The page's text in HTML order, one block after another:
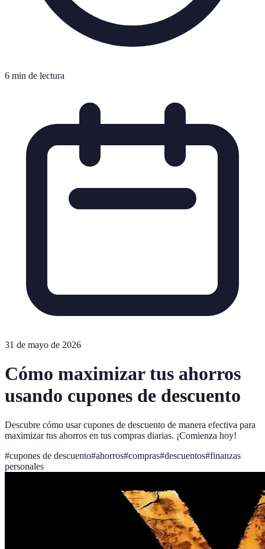
6 min de lectura
31 de mayo de 2026
Cómo maximizar tus ahorros
usando cupones de descuento
Descubre cómo usar cupones de descuento de manera efectiva para
maximizar tus ahorros en tus compras diarias. ¡Comienza hoy!
#cupones de descuento#ahorros#compras#descuentos#finanzas
personales